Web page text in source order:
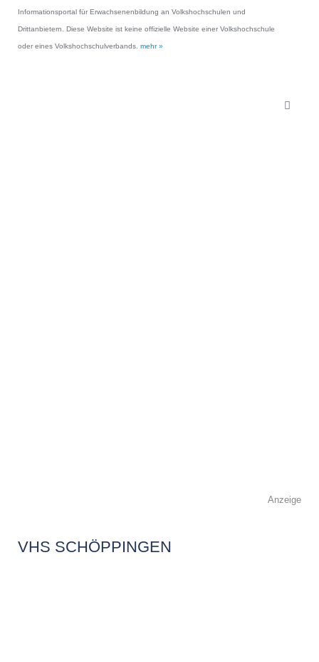
Informationsportal für Erwachsenenbildung an Volkshochschulen und
Drittanbietern. Diese Website ist keine offizielle Website einer Volkshochschule
oder eines Volkshochschulverbands. mehr »
Anzeige
VHS SCHÖPPINGEN